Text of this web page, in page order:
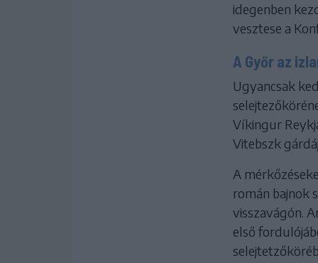
idegenben
vesztese a
A Győr az
Ugyancsak
Víkingur
Vitebszk
A
román bajnok
visszavágón.
első